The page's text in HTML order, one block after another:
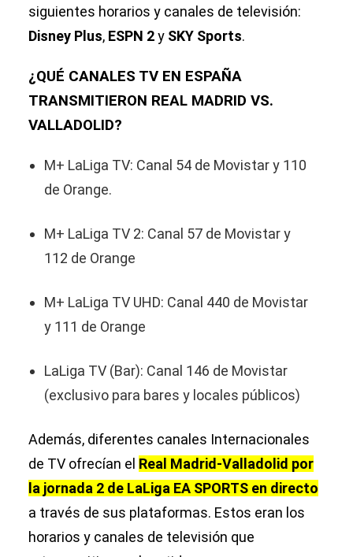
siguientes horarios y canales de televisión:
Disney Plus, ESPN 2y SKY Sports.
¿QUÉ CANALES TV EN ESPAÑA
TRANSMITIERON REAL MADRID VS.
VALLADOLID?
M+ LaLiga TV: Canal 54 de Movistar y 110
de Orange.
M+ LaLiga TV 2: Canal 57 de Movistar y
112 de Orange
M+ LaLiga TV UHD: Canal 440 de Movistar
y 111 de Orange
LaLiga TV (Bar): Canal 146 de Movistar
(exclusivo para bares y locales públicos)
Además, diferentes canales Internacionales
de TV ofrecían el Real Madrid-Valladolid por
la jornada 2 de LaLiga EA SPORTS en directo
a través de sus plataformas. Estos eran los
horarios y canales de televisión que